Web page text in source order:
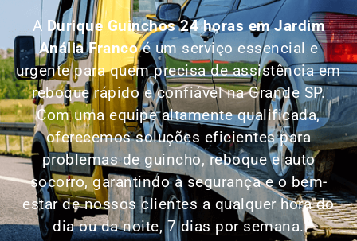
A Durique Guinchos 24 horas em Jardim
Anália Francoé um serviço essencial e
urgente para quem precisa de assistência em
reboque rápido e confiável na Grande SP.
Com uma equipe altamente qualificada,
oferecemos soluções eficientes para
problemas de guincho, reboque e auto
socorro, garantindo a segurança e o bem-
estar de nossos clientes a qualquer hora do
dia ou da noite, 7 dias por semana.